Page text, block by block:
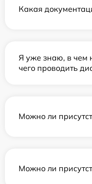
Какая
Я уже знаю, в чем
чего проводить
Можно ли
Можно ли